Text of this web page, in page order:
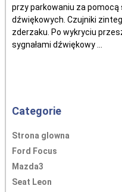
przy parkowaniu za pomocą
dźwiękowych. Czujniki
zderzaku. Po wykryciu
sygnałami dźwiękowy ...
Categorie
Strona glowna
Ford Focus
Mazda3
Seat Leon